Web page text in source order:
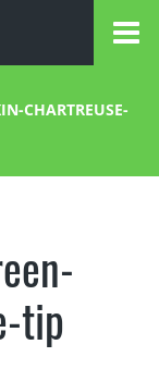
CHARTREUSE-
tip